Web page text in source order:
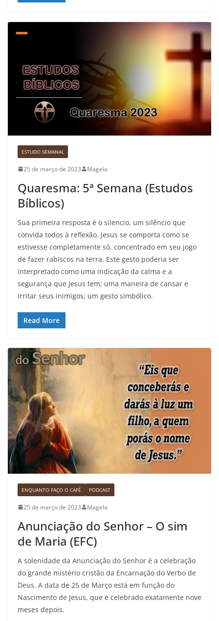
ESTUDO SEMANAL
25 de março de 2023 Magela
Quaresma: 5ª Semana (Estudos
Bíblicos)
Sua primeira resposta é o silencio, um silêncio que
convida todos à reflexão. Jesus se comporta como se
estivesse completamente só, concentrado em seu jogo
de fazer rabiscos na terra. Este gesto poderia ser
interpretado como uma indicação da calma e a
segurança que Jesus tem; uma maneira de cansar e
irritar seus inimigos; um gesto simbólico.
Read More
ENQUANTO FAÇO O CAFÉ PODCAST
25 de março de 2023 Magela
Anunciação do Senhor – O sim
de Maria (EFC)
A solenidade da Anunciação do Senhor é a celebração
do grande mistério cristão da Encarnação do Verbo de
Deus. A data de 25 de Março está em função do
Nascimento de Jesus, que é celebrado exatamente nove
meses depois.